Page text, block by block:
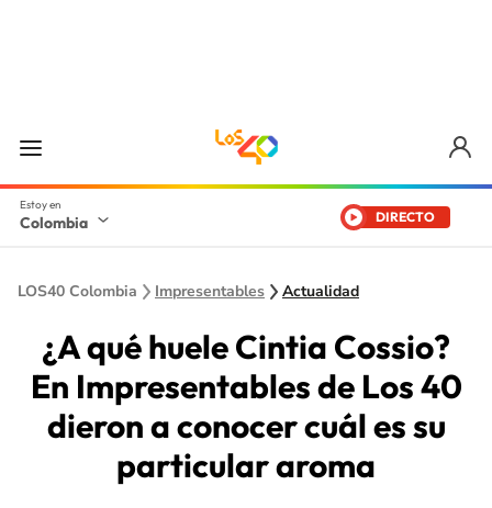
Colombia DIRECTO
LOS40 Colombia Impresentables Actualidad
¿A qué huele Cintia Cossio?
En Impresentables de Los 40
dieron a conocer cuál es su
particular aroma